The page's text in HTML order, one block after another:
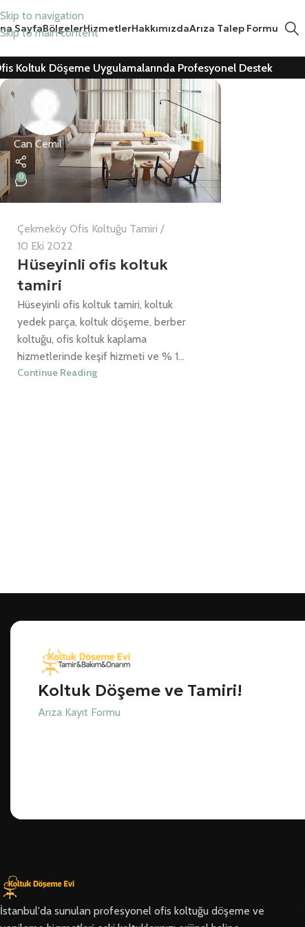
Skip to navigation
Skip to main content
SayfaBölgelerHizmetlerHakkımızdaArıza Talep Formu
Koltuk Döşeme Uygulamalarında Profesyonel Destek
Can Cemil
0
Çekmeköy Ofis Koltuğu Tamiri
10 Eki 2022
Hüseyinli ofis koltuk
tamiri
Hüseyinli ofis koltuk tamiri, koltuk
yedek parça, koltuk döşeme, berber
koltuğu, ofis koltuk kaplama
hizmetlerinde keşif hizmeti ve % 1...
Continue Reading
Koltuk Döşeme ve Tamiri!
Arıza Kayıt Formu
İstanbul'da sunulan profesyonel ofis koltuğu döşeme ve